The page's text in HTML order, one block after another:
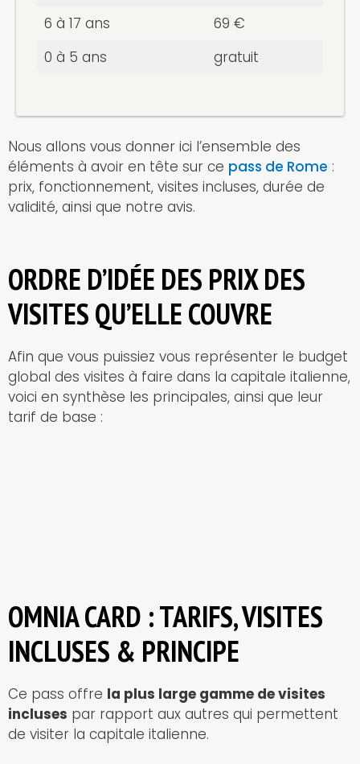
6 à 17 ans
69 €
0 à 5 ans
gratuit
Nous allons vous donner ici l’ensemble des
éléments à avoir en tête sur ce pass de Rome :
prix, fonctionnement, visites incluses, durée de
validité, ainsi que notre avis.
ORDRE D’IDÉE DES PRIX DES
VISITES QU’ELLE COUVRE
Afin que vous puissiez vous représenter le budget
global des visites à faire dans la capitale italienne,
voici en synthèse les principales, ainsi que leur
tarif de base :
OMNIA CARD : TARIFS, VISITES
INCLUSES & PRINCIPE
Ce pass offre la plus large gamme de visites
incluses par rapport aux autres qui permettent
de visiter la capitale italienne.